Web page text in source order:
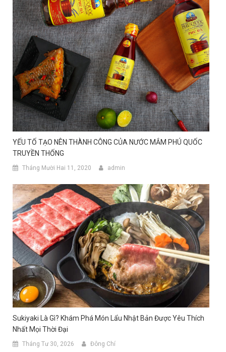
YẾU TỐ TẠO NÊN THÀNH CÔNG CỦA NƯỚC MẮM PHÚ QUỐC
TRUYỀN THỐNG
Tháng Mười Hai 11, 2020 admin
Sukiyaki Là Gì? Khám Phá Món Lẩu Nhật Bản Được Yêu Thích
Nhất Mọi Thời Đại
Tháng Tư 30, 2026 Đông Chí